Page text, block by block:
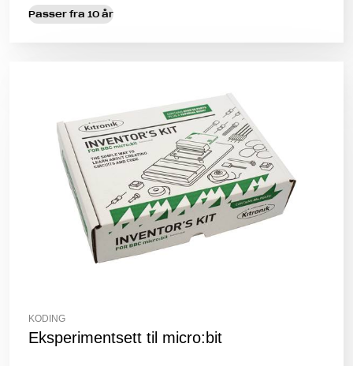
Passer fra 10 år
KODING
Eksperimentsett til micro:bit